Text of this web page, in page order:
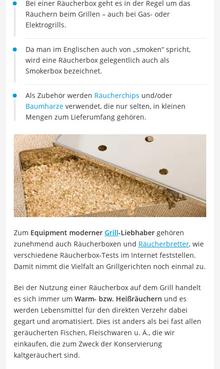
Bei einer Räucherbox geht es in der Regel um das
Räuchern beim Grillen – auch bei Gas- oder
Elektrogrills.
Da man im Englischen auch von „smoken“ spricht,
wird eine Räucherbox gelegentlich auch als
Smokerbox bezeichnet.
Als Zubehör werden Räucherchips und/oder
Baumharze verwendet, die nur selten, in kleinen
Mengen zum Lieferumfang gehören.
Zum Equipment moderner Grill-Liebhaber gehören
zunehmend auch Räucherboxen und Räucherbretter, wie
verschiedene Räucherbox-Tests im Internet feststellen.
Damit nimmt die Vielfalt an Grillgerichten noch einmal zu.
Bei der Nutzung einer Räucherbox auf dem Grill handelt
es sich immer um Warm- bzw. Heißräuchern und es
werden Lebensmittel für den direkten Verzehr dabei
gegart und aromatisiert. Dies ist anders als bei fast allen
geräucherten Fischen, Fleischwaren u. Ä., die wir
einkaufen, die zum Zweck der Konservierung
kaltgeräuchert sind.